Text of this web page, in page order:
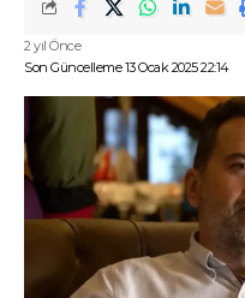
Son Güncelleme 13 Ocak 2025 22:14
2 yıl Önce